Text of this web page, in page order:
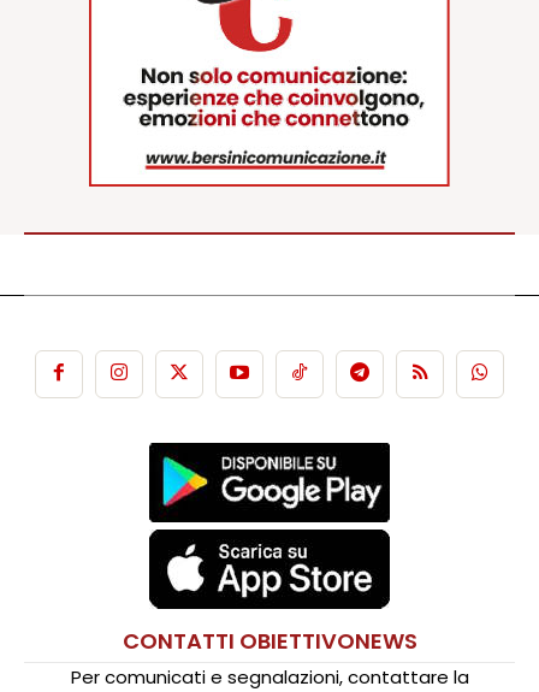
CONTATTI OBIETTIVONEWS
Per comunicati e segnalazioni, contattare la